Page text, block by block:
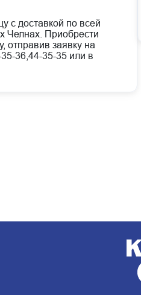
с доставкой по всей
Челнах. Приобрести
отправив заявку на
36,44-35-35 или в